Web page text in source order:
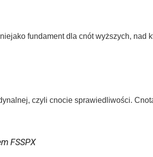
fundament dla cnót wyższych, nad
czyli cnocie sprawiedliwości.
FSSPX